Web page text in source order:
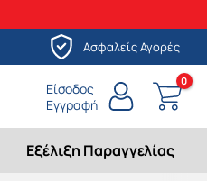
Ασφαλείς Αγορές
Είσοδος
Εγγραφή
Εξέλιξη Παραγγελίας